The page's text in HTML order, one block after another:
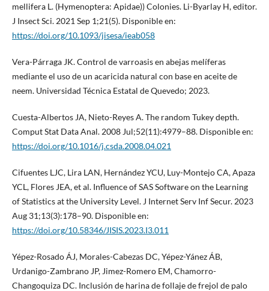
mellifera L. (Hymenoptera: Apidae)) Colonies. Li-Byarlay H, editor.
J Insect Sci. 2021 Sep 1;21(5). Disponible en:
https://doi.org/10.1093/jisesa/ieab058
Vera-Párraga JK. Control de varroasis en abejas melíferas
mediante el uso de un acaricida natural con base en aceite de
neem. Universidad Técnica Estatal de Quevedo; 2023.
Cuesta-Albertos JA, Nieto-Reyes A. The random Tukey depth.
Comput Stat Data Anal. 2008 Jul;52(11):4979–88. Disponible en:
https://doi.org/10.1016/j.csda.2008.04.021
Cifuentes LJC, Lira LAN, Hernández YCU, Luy-Montejo CA, Apaza
YCL, Flores JEA, et al. Influence of SAS Software on the Learning
of Statistics at the University Level. J Internet Serv Inf Secur. 2023
Aug 31;13(3):178–90. Disponible en:
https://doi.org/10.58346/JISIS.2023.I3.011
Yépez-Rosado ÁJ, Morales-Cabezas DC, Yépez-Yánez ÁB,
Urdanigo-Zambrano JP, Jimez-Romero EM, Chamorro-
Changoquiza DC. Inclusión de harina de follaje de frejol de palo